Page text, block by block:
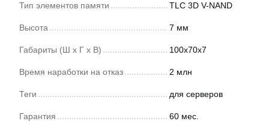
Тип элементов памяти TLC 3D V-NAND
Высота 7 мм
Габариты (Ш x Г x В) 100x70x7
Время наработки на отказ 2 млн
Теги для серверов
Гарантия 60 мес.